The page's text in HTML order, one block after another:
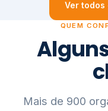
Ver todos
QUEM
Mais de 900